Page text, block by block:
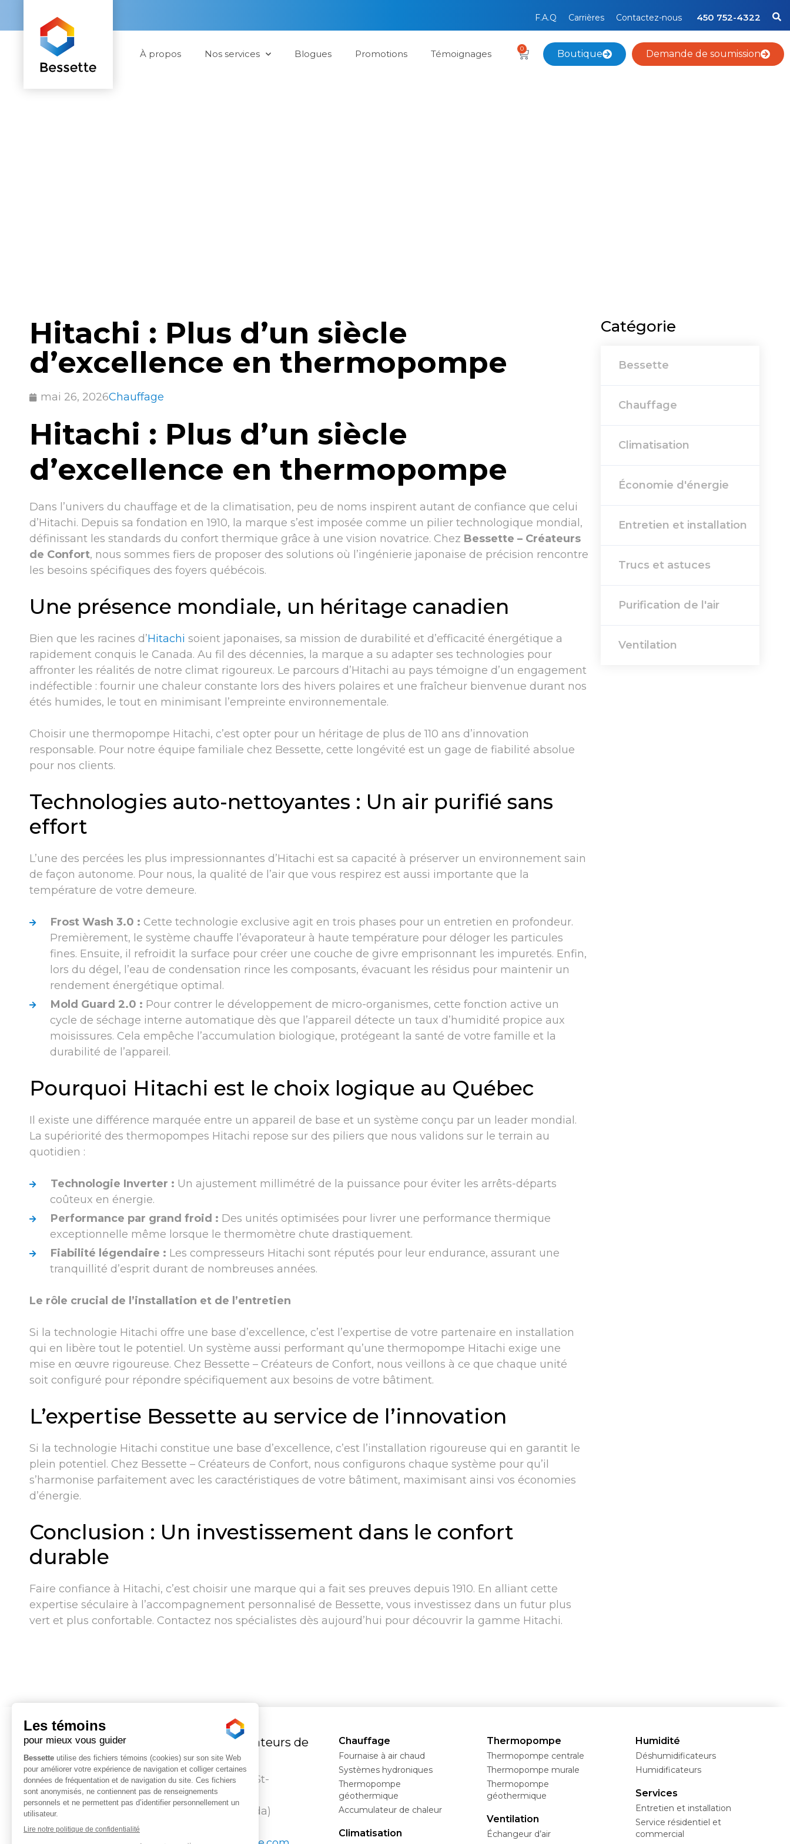
F.A.Q Carrières Contactez-nous 450 752-4322
À propos Nos services Blogues Promotions Témoignages 0 Boutique Demande de soumission
Hitachi : Plus d’un siècle
d’excellence en thermopompe
mai 26, 2026Chauffage
Hitachi : Plus d’un siècle
d’excellence en thermopompe
Dans l’univers du chauffage et de la climatisation, peu de noms inspirent autant de confiance que celui
d’Hitachi. Depuis sa fondation en 1910, la marque s’est imposée comme un pilier technologique mondial,
définissant les standards du confort thermique grâce à une vision novatrice. Chez Bessette – Créateurs
de Confort, nous sommes fiers de proposer des solutions où l’ingénierie japonaise de précision rencontre
les besoins spécifiques des foyers québécois.
Une présence mondiale, un héritage canadien
Bien que les racines d’Hitachi soient japonaises, sa mission de durabilité et d’efficacité énergétique a
rapidement conquis le Canada. Au fil des décennies, la marque a su adapter ses technologies pour
affronter les réalités de notre climat rigoureux. Le parcours d’Hitachi au pays témoigne d’un engagement
indéfectible : fournir une chaleur constante lors des hivers polaires et une fraîcheur bienvenue durant nos
étés humides, le tout en minimisant l’empreinte environnementale.
Choisir une thermopompe Hitachi, c’est opter pour un héritage de plus de 110 ans d’innovation
responsable. Pour notre équipe familiale chez Bessette, cette longévité est un gage de fiabilité absolue
pour nos clients.
Technologies auto-nettoyantes : Un air purifié sans
effort
L’une des percées les plus impressionnantes d’Hitachi est sa capacité à préserver un environnement sain
de façon autonome. Pour nous, la qualité de l’air que vous respirez est aussi importante que la
température de votre demeure.
Frost Wash 3.0 : Cette technologie exclusive agit en trois phases pour un entretien en profondeur.
Premièrement, le système chauffe l’évaporateur à haute température pour déloger les particules
fines. Ensuite, il refroidit la surface pour créer une couche de givre emprisonnant les impuretés. Enfin,
lors du dégel, l’eau de condensation rince les composants, évacuant les résidus pour maintenir un
rendement énergétique optimal.
Mold Guard 2.0 : Pour contrer le développement de micro-organismes, cette fonction active un
cycle de séchage interne automatique dès que l’appareil détecte un taux d’humidité propice aux
moisissures. Cela empêche l’accumulation biologique, protégeant la santé de votre famille et la
durabilité de l’appareil.
Pourquoi Hitachi est le choix logique au Québec
Il existe une différence marquée entre un appareil de base et un système conçu par un leader mondial.
La supériorité des thermopompes Hitachi repose sur des piliers que nous validons sur le terrain au
quotidien :
Technologie Inverter : Un ajustement millimétré de la puissance pour éviter les arrêts-départs
coûteux en énergie.
Performance par grand froid : Des unités optimisées pour livrer une performance thermique
exceptionnelle même lorsque le thermomètre chute drastiquement.
Fiabilité légendaire : Les compresseurs Hitachi sont réputés pour leur endurance, assurant une
tranquillité d’esprit durant de nombreuses années.
Le rôle crucial de l’installation et de l’entretien
Si la technologie Hitachi offre une base d’excellence, c’est l’expertise de votre partenaire en installation
qui en libère tout le potentiel. Un système aussi performant qu’une thermopompe Hitachi exige une
mise en œuvre rigoureuse. Chez Bessette – Créateurs de Confort, nous veillons à ce que chaque unité
soit configuré pour répondre spécifiquement aux besoins de votre bâtiment.
L’expertise Bessette au service de l’innovation
Si la technologie Hitachi constitue une base d’excellence, c’est l’installation rigoureuse qui en garantit le
plein potentiel. Chez Bessette – Créateurs de Confort, nous configurons chaque système pour qu’il
s’harmonise parfaitement avec les caractéristiques de votre bâtiment, maximisant ainsi vos économies
d’énergie.
Conclusion : Un investissement dans le confort
durable
Faire confiance à Hitachi, c’est choisir une marque qui a fait ses preuves depuis 1910. En alliant cette
expertise séculaire à l’accompagnement personnalisé de Bessette, vous investissez dans un futur plus
vert et plus confortable. Contactez nos spécialistes dès aujourd’hui pour découvrir la gamme Hitachi.
Catégorie
Bessette
Chauffage
Climatisation
Économie d'énergie
Entretien et installation
Trucs et astuces
Purification de l'air
Ventilation
Bessette, créateurs de
confort
1311, route 343 St-
Ambroise
Québec (Canada)
Chauffage
Fournaise à air chaud
Systèmes hydroniques
Thermopompe
géothermique
Accumulateur de chaleur
Climatisation
Thermopompe
Thermopompe centrale
Thermopompe murale
Thermopompe
géothermique
Ventilation
Échangeur d’air
Humidité
Déshumidificateurs
Humidificateurs
Services
Entretien et installation
Service résidentiel et
commercial